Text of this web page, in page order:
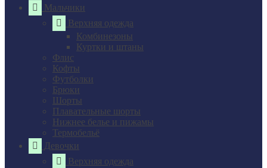
Мальчики
Верхняя одежда
Комбинезоны
Куртки и штаны
Флис
Кофты
Футболки
Брюки
Шорты
Плавательные шорты
Нижнее белье и пижамы
Термобельё
Девочки
Верхняя одежда